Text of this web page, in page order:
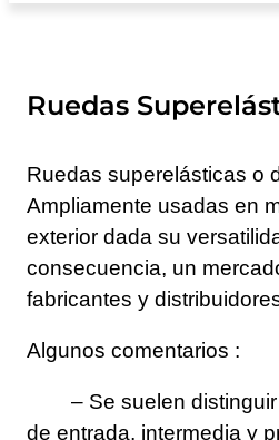
Ruedas
Ruedas superelásticas o
Ampliamente usadas en
exterior dada su
consecuencia, un
fabricantes y
Algunos comentarios :
– Se suelen distinguir
de entrada, intermedia y